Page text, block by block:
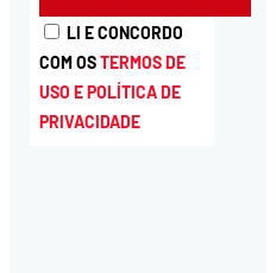
LI E CONCORDO
COM OSTERMOS DE
USO E POLÍTICA DE
PRIVACIDADE